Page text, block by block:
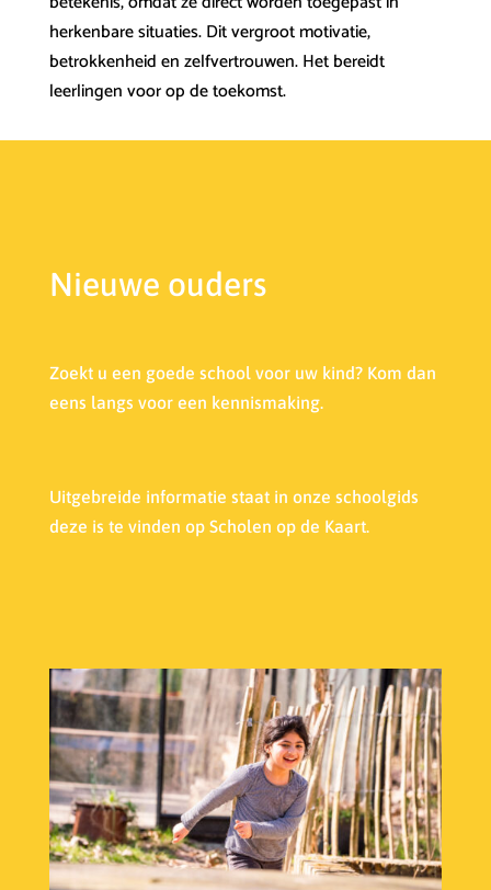
herkenbare situaties. Dit vergroot motivatie,
betrokkenheid en zelfvertrouwen. Het bereidt
leerlingen voor op de toekomst.
Nieuwe ouders
Zoekt u een goede school voor uw kind? Kom dan
eens langs voor een kennismaking.
Uitgebreide informatie staat in onze schoolgids
deze is te vinden op Scholen op de Kaart.